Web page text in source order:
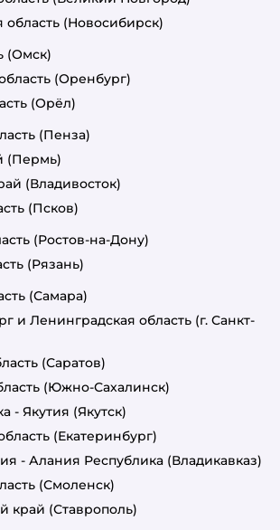
область (Новосибирск)
(Омск)
(Оренбург)
(Орёл)
(Пенза)
(Пермь)
(Владивосток)
(Псков)
(Ростов-на-Дону)
(Рязань)
(Самара)
и Ленинградская область (г. Санкт-
(Саратов)
(Южно-Сахалинск)
- Якутия (Якутск)
(Екатеринбург)
- Алания Республика (Владикавказ)
(Смоленск)
край (Ставрополь)